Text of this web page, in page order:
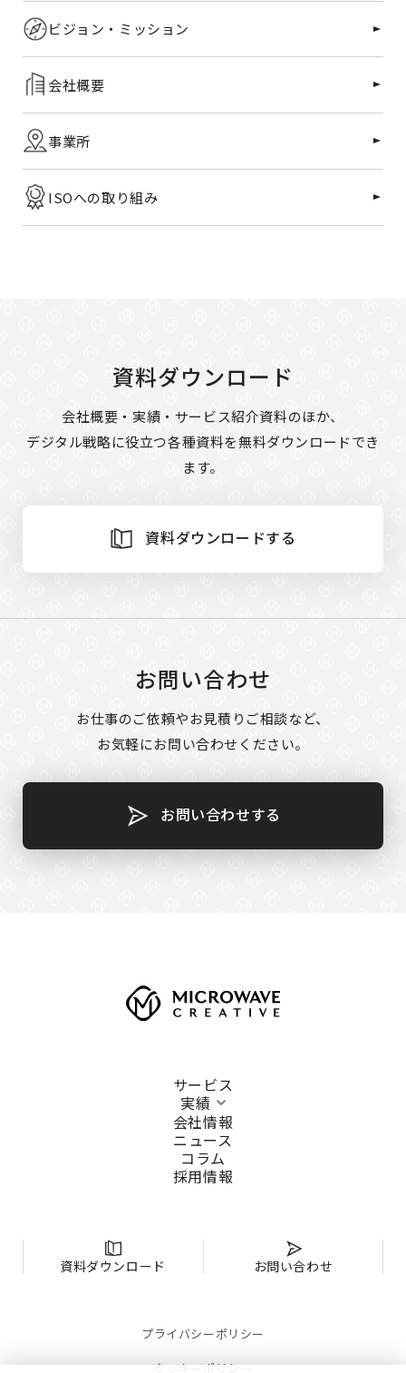
ビジョン・ミッション
会社概要
事業所
ISOへの取り組み
資料ダウンロード
会社概要・実績・サービス紹介資料のほか、
デジタル戦略に役立つ各種資料を無料ダウンロードでき
ます。
資料ダウンロードする
お問い合わせ
お仕事のご依頼やお見積りご相談など、
お気軽にお問い合わせください。
お問い合わせする
サービス
実績
会社情報
ニュース
コラム
採用情報
資料ダウンロード お問い合わせ
プライバシーポリシー
クッキーポリシー